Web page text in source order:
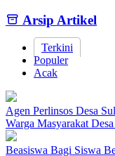
Arsip Artikel
Terkini
Populer
Acak
Agen Perlinsos Desa
Warga Masyarakat
Beasiswa Bagi Siswa